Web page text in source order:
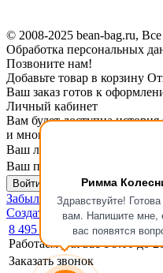
Римма
Здравствуйте!
вам. Напишите мне,
вас появятся
© 2008-2025 bean-bag.ru,
Обработка персональных
Позвоните нам!
Добавьте товар в корзину
Ваш заказ готов к
Личный кабинет
Вам будет доступна
и многое другое.
Ваш логин
Ваш пароль
Войти в личный кабинет
Забыли пароль?
Создать личный кабинет
8 495 133-17-19
Работаем для вас с 9:00 до
Заказать звонок